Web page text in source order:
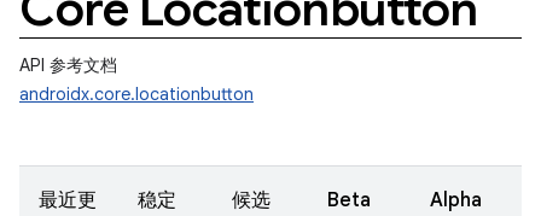
API 参考文档
androidx.core.locationbutton
最近更
稳定
候选
Beta
Alpha